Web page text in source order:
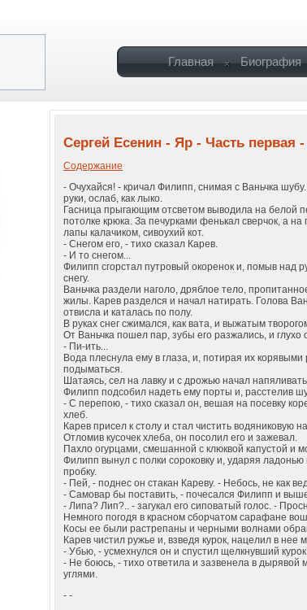
Главная Биография
Сергей Есенин - Яр - Часть первая -
Содержание
- Очухайся! - кричал Филипп, снимая с Ваньчка шубу.
руки, ослаб, как лыко.
Гасница прыгающим отсветом выводила на белой
потолке крюка. За печурками фенькал сверчок, а
лапы калачиком, сивоухий кот.
- Снегом его, - тихо сказал Карев.
- И то снегом...
Филипп сгорстал путровый окоренок и, помыв над
снегу.
Ваньчка раздели наголо, дряблое тело,
жилы. Карев разделся и начал натирать. Голова
отвисла и каталась по полу.
В руках снег сжимался, как вата, и выжатым
От Ваньчка пошел пар, зубы его разжались, и глухо
- Пи-ить...
Вода плеснула ему в глаза, и, потирая их корявыми
подыматься.
Шатаясь, сел на лавку и с дрожью начал
Филипп подсобил надеть ему порты и, расстелив
- С перепою, - тихо сказал он, вешая на посевку
хлеб.
Карев присел к столу и стал чистить водяниковую
Отломив кусочек хлеба, он посолил его и зажевал.
Пахло огурцами, смешанной с клюквой капустой и
Филипп вынул с полки сороковку и, ударяя
пробку.
- Пей, - поднес он стакан Кареву. - Небось, не как
- Самовар бы поставить, - почесался Филипп и
- Липа? Лип?.. - загукал его сиповатый голос. -
Немного погодя в красном сборчатом сарафане
Косы ее были растрепаны и черными волнами
Карев чистил ружье и, взведя курок, нацелил в нее
- Убью, - усмехнулся он и спустил щелкнувший
- Не боюсь, - тихо ответила и зазвенела в дырявой
углями.
- -